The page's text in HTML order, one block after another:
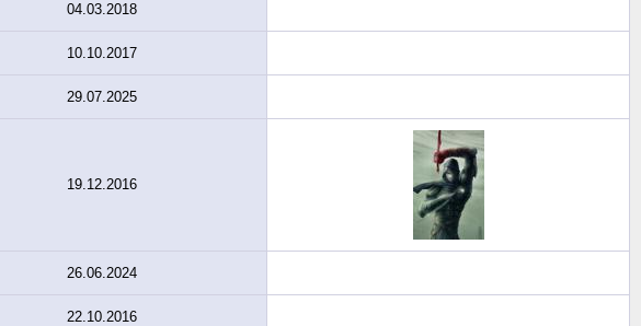
04.03.2018
10.10.2017
29.07.2025
19.12.2016
26.06.2024
22.10.2016